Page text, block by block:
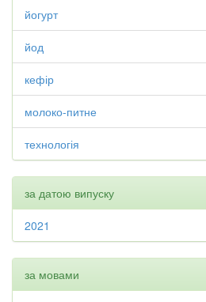
йогурт
йод
кефір
молоко-питне
технологія
за датою випуску
2021
за мовами